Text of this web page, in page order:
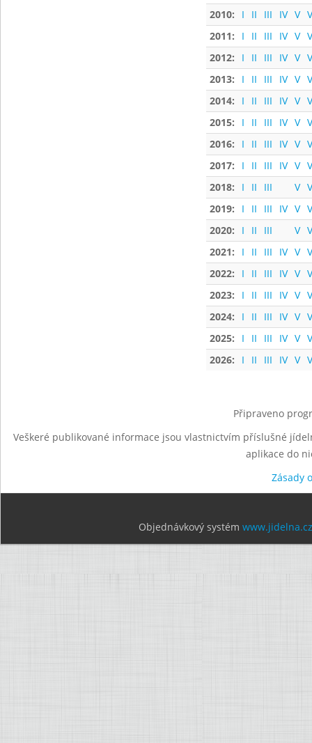
2010:
I II III IV V
2011:
I II III IV V
2012:
I II III IV V
2013:
I II III IV V
2014:
I II III IV V
2015:
I II III IV V
2016:
I II III IV V
2017:
I II III IV V
2018:
I II III V
2019:
I II III IV V
2020:
I II III V
2021:
I II III IV V
2022:
I II III IV V
2023:
I II III IV V
2024:
I II III IV V
2025:
I II III IV V
2026:
I II III IV V
Připraveno
Veškeré publikované informace jsou vlastnictvím příslušné
aplikace do
Zásady
Objednávkový systém www.jidelna.cz